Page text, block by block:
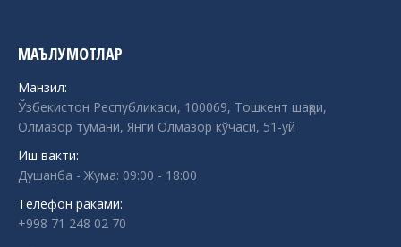
МАЪЛУМОТЛАР
Манзил:
Ўзбекистон Республикаси, 100069, Тошкент шаҳри,
Олмазор тумани, Янги Олмазор кўчаси, 51-уй
Иш вакти:
Душанба - Жума: 09:00 - 18:00
Телефон раками:
+998 71 248 02 70